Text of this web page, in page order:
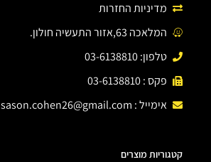
מדיניות החזרות
המלאכה 63,אזור התעשיה חולון.
טלפון: 03-6138810
פקס : 03-6138810
אימייל : sason.cohen26@gmail.com
קטגוריות מוצרים